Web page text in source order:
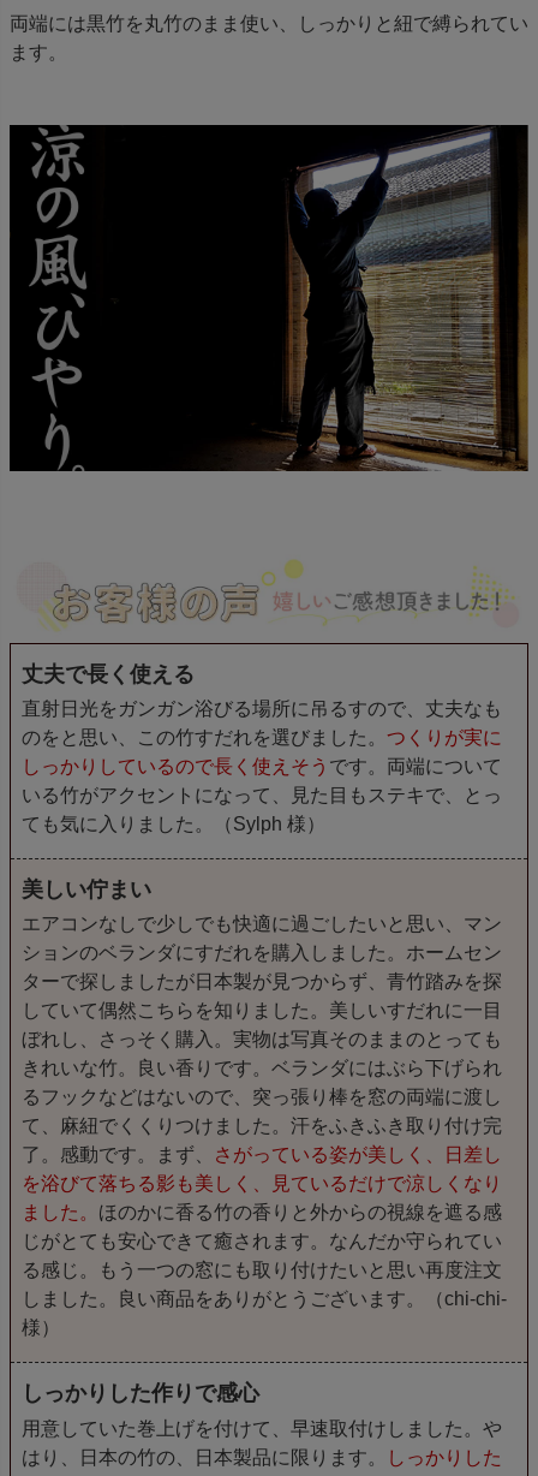
両端には黒竹を丸竹のまま使い、しっかりと紐で縛られてい
ます。
丈夫で長く使える
直射日光をガンガン浴びる場所に吊るすので、丈夫なも
のをと思い、この竹すだれを選びました。つくりが実に
しっかりしているので長く使えそう です。両端について
いる竹がアクセントになって、見た目もステキで、とっ
ても気に入りました。（Sylph 様）
美しい佇まい
エアコンなしで少しでも快適に過ごしたいと思い、マン
ションのベランダにすだれを購入しました。ホームセン
ターで探しましたが日本製が見つからず、青竹踏みを探
していて偶然こちらを知りました。美しいすだれに一目
ぼれし、さっそく購入。実物は写真そのままのとっても
きれいな竹。良い香りです。ベランダにはぶら下げられ
るフックなどはないので、突っ張り棒を窓の両端に渡し
て、麻紐でくくりつけました。汗をふきふき取り付け完
了。感動です。まず、
さがっている姿が美しく、日差し
を浴びて落ちる影も美しく、見ているだけで涼しくなり
ました。 ほのかに香る竹の香りと外からの視線を遮る感
じがとても安心できて癒されます。なんだか守られてい
る感じ。もう一つの窓にも取り付けたいと思い再度注文
しました。良い商品をありがとうございます。（chi-chi-
様）
しっかりした作りで感心
用意していた巻上げを付けて、早速取付けしました。や
はり、日本の竹の、日本製品に限ります。
しっかりした